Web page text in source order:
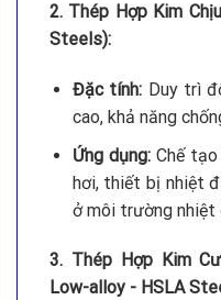
2. Thép Hợp Kim
Steels):
Đặc tính: Duy trì
cao, khả năng
Ứng dụng:Chế tạo
hơi, thiết bị nhiệt
ở môi trường nhiệt
3. Thép Hợp Kim
Low-alloy - HSLA